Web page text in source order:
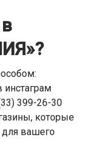
инстаграм
399-26-30
которые
вашего